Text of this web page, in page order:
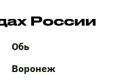
России
Обь
Воронеж